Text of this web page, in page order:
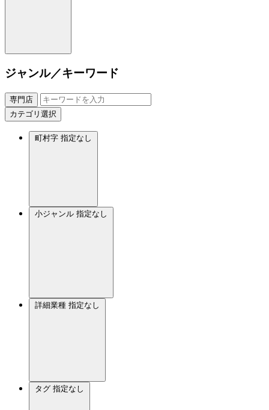
ジャンル／キーワード
専門店
カテゴリ選択
町村字 指定なし
小ジャンル 指定なし
詳細業種 指定なし
タグ 指定なし